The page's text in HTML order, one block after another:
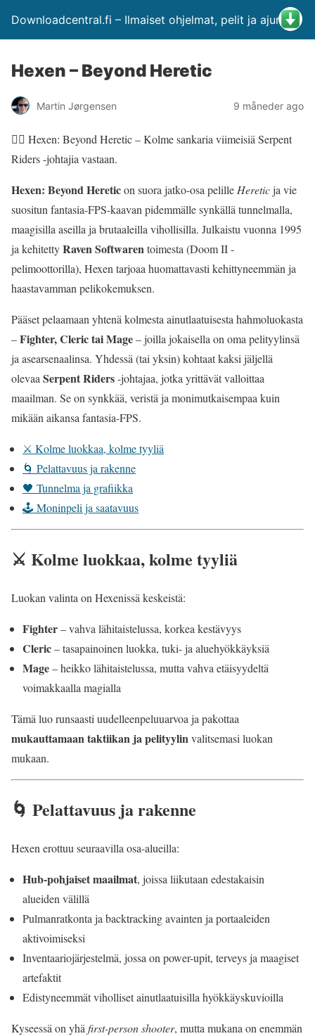
Downloadcentral.fi – Ilmaiset ohjelmat, pelit ja ajurit
Hexen – Beyond Heretic
Martin Jørgensen 9 måneder ago
🧙‍♂️ Hexen: Beyond Heretic – Kolme sankaria viimeisiä Serpent
Riders -johtajia vastaan.
Hexen: Beyond Hereticon suora jatko-osa pelille Hereticja vie
suositun fantasia-FPS-kaavan pidemmälle synkällä tunnelmalla,
maagisilla aseilla ja brutaaleilla vihollisilla. Julkaistu vuonna 1995
ja kehitettyRaven Softwarentoimesta (Doom II -
pelimoottorilla), Hexen tarjoaa huomattavasti kehittyneemmän ja
haastavamman pelikokemuksen.
Pääset pelaamaan yhtenä kolmesta ainutlaatuisesta hahmoluokasta
–Fighter, Cleric tai Mage– joilla jokaisella on oma pelityylinsä
ja asearsenaalinsa. Yhdessä (tai yksin) kohtaat kaksi jäljellä
olevaa Serpent Riders-johtajaa, jotka yrittävät valloittaa
maailman. Se on synkkää, veristä ja monimutkaisempaa kuin
mikään aikansa fantasia-FPS.
⚔️ Kolme luokkaa, kolme tyyliä
🌀 Pelattavuus ja rakenne
🖤 Tunnelma ja grafiikka
🕹️ Moninpeli ja saatavuus
⚔️ Kolme luokkaa, kolme tyyliä
Luokan valinta on Hexenissä keskeistä:
Fighter– vahva lähitaistelussa, korkea kestävyys
Cleric– tasapainoinen luokka, tuki- ja aluehyökkäyksiä
Mage– heikko lähitaistelussa, mutta vahva etäisyydeltä
voimakkaalla magialla
Tämä luo runsaasti uudelleenpeluuarvoa ja pakottaa
mukauttamaan taktiikan ja pelityylinvalitsemasi luokan
mukaan.
🌀 Pelattavuus ja rakenne
Hexen erottuu seuraavilla osa-alueilla:
Hub-pohjaiset maailmat, joissa liikutaan edestakaisin
alueiden välillä
Pulmanratkonta ja backtracking avainten ja portaaleiden
aktivoimiseksi
Inventaariojärjestelmä, jossa on power-upit, terveys ja maagiset
artefaktit
Edistyneemmät viholliset ainutlaatuisilla hyökkäyskuvioilla
Kyseessä on yhä first-person shooter, mutta mukana on enemmän